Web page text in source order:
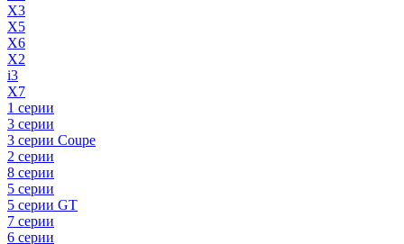
X3
X5
X6
X2
i3
X7
1 серии
3 серии
3 серии Coupe
2 серии
8 серии
5 серии
5 серии GT
7 серии
6 серии